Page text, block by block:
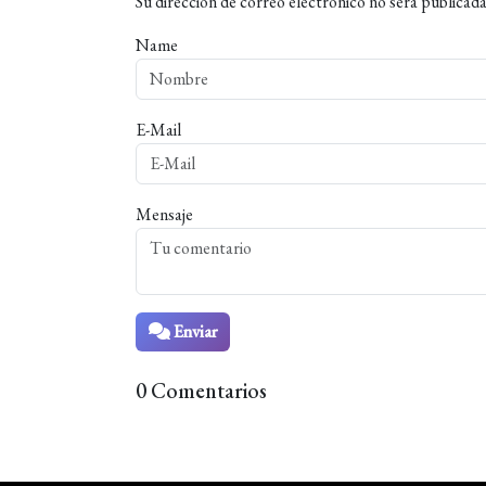
Name
E-Mail
Mensaje
Enviar
0 Comentarios